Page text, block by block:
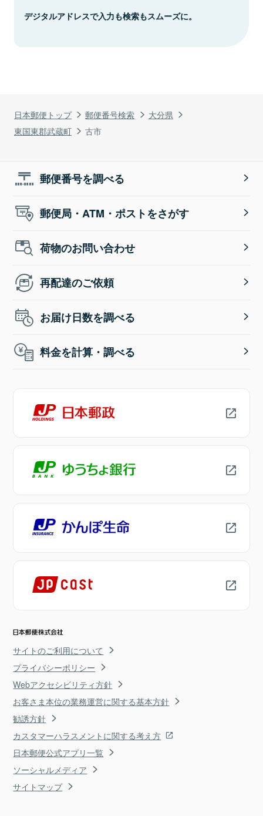
日本郵便トップ 郵便番号検索
大分県
東国東郡武蔵町
古市
デジタルアドレスで入力も検索もスムーズに。
郵便番号を調べる
郵便局・ATM・ポストをさがす
荷物のお問い合わせ
再配達のご依頼
お届け日数を調べる
料金を計算・調べる
サイトのご利用について
プライバシーポリシー
Webアクセシビリティ方針
お客さま本位の業務運営に関する基本方針
勧誘方針
カスタマーハラスメントに関する考え方
日本郵便公式アプリ一覧
ソーシャルメディア
サイトマップ